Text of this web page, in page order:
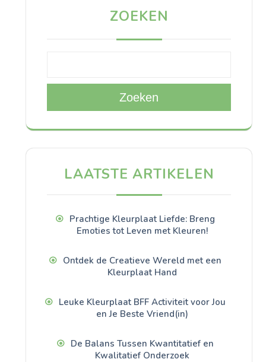
ZOEKEN
Zoeken
LAATSTE ARTIKELEN
Prachtige Kleurplaat Liefde: Breng
Emoties tot Leven met Kleuren!
Ontdek de Creatieve Wereld met een
Kleurplaat Hand
Leuke Kleurplaat BFF Activiteit voor Jou
en Je Beste Vriend(in)
De Balans Tussen Kwantitatief en
Kwalitatief Onderzoek